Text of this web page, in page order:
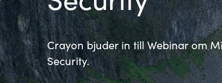
France
Iceland
Kingdom of Saudi Arabia
Kontakta oss
Karriär
Crayon bjuder in till Webinar om
Security.